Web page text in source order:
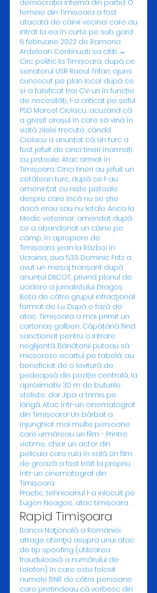
democrația internă din partid. O
femeie din Timișoara a fost
atacată de câinii vecinei care au
intrat la ea în curte pe sub gard
6 februarie 2022 de Ramona
Ardelean Continuati sa cititi →.
Circ politic la Timișoara, după ce
senatorul USR Raoul Trifan, ajuns
cunoscut pe plan local după ce
și-a falsificat trei CV-uri în funcție
de necesități, l-a criticat pe șeful
PSD Marcel Ciolacu, acuzând că
a greșit orașul în care să vină în
vizită zilele trecute, cândd
Ciolacu a anunțat că. Un turc a
fost jefuit de cinci tineri înarmați
cu pistoale. Atac armat în
Timișoara. Cinci tineri au jefuit un
cetățean turc, după ce l-au
amenințat cu niște pistoale
despre care încă nu se știe
dacă erau sau nu letale. Anca la
Medic veterinar, amendat după
ce a abandonat un câine pe
câmp, în apropiere de
Timișoara; jean la Război în
Ucraina, ziua 533. Dominic Fritz a
avut un mesaj tranșant după
anunțul DIICOT, privind planul de
ucidere a jurnalistului Dragoș
Boța de către grupul infracţional
format de Lu. După o fază de
atac, Timișoara a mai primit un
cartonaș galben, Căpățână fiind
sancționat pentru o intrare
neglijentă. Bănățenii puteau să
micșoreze ecartul pe tabelă, au
beneficiat de o lovitură de
pedeapsă din poziție centrală, la
aproximativ 30 m de buturile
steliste, dar Jipa a trimis pe
lângă. Atac într-un cinematograf
din Timișoara! Un bărbat a
înjunghiat mai multe persoane
care urmăreau un film - Printre
victime, chiar un actor din
pelicula care rula în sală. Un film
de groază a fost trăit la propriu
într-un cinematograf din
Timișoara.
Practic, tehnicianul l-a inlocuit pe
Eugen Neagoe, atac timișoara.
Rapid Timișoara
Banca Naţională a României
atrage atenţia asupra unui atac
de tip spoofing (utilizarea
frauduloasă a numărului de
telefon) în care este folosit
numele BNR de către persoane
care pretindeau că vorbesc din